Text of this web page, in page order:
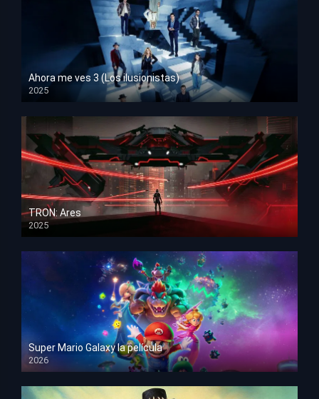
Ahora me ves 3 (Los ilusionistas)
2025
HD 1080p
TRON: Ares
2025
HD 1080p
Super Mario Galaxy la película
2026
HD 1080p